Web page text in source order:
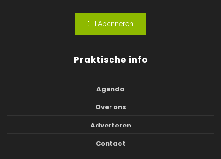
Abonneren
Praktische info
Agenda
Over ons
Adverteren
Contact